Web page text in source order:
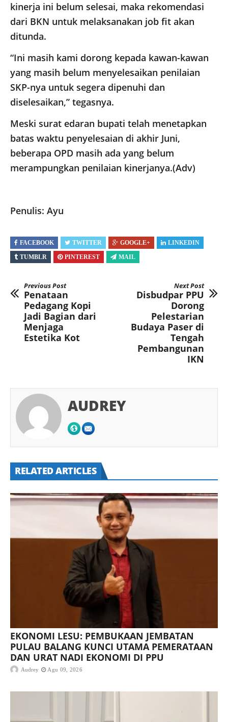
kinerja ini belum selesai, maka rekomendasi
dari BKN untuk melaksanakan job fit akan
ditunda.
“Ini masih kami dorong kepada kawan-kawan
yang masih belum menyelesaikan penilaian
SKP-nya untuk segera dipenuhi dan
diselesaikan,” tegasnya.
Meski surat edaran bupati telah menetapkan
batas waktu penyelesaian di akhir Juni,
beberapa OPD masih ada yang belum
merampungkan penilaian kinerjanya.(Adv)
Penulis: Ayu
FACEBOOK TWITTER GOOGLE+
LINKEDIN
TUMBLR
PINTEREST MAIL
Previous Post
Penataan
Pedagang Kopi
Jadi Bagian dari
Menjaga
Estetika Kot
Next Post
Disbudpar PPU
Dorong
Pelestarian
Budaya Paser di
Tengah
Pembangunan
IKN
AUDREY
RELATED ARTICLES
EKONOMI LESU: PEMBUKAAN JEMBATAN
PULAU BALANG KUNCI UTAMA PEMERATAAN
DAN URAT NADI EKONOMI DI PPU
Audrey Agu 09, 2026